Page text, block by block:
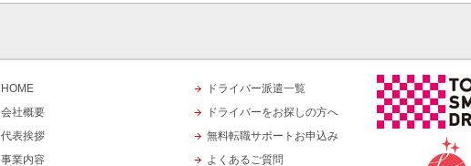
HOME
会社概要
代表挨拶
事業内容
ドライバー派遣一覧
ドライバーをお探しの方へ
無料転職サポートお申込み
よくあるご質問